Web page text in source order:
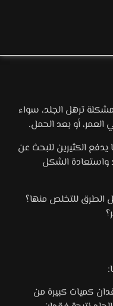
ترهل الجلد، سواء
أو بعد الحمل.
الكثيرين للبحث عن
واستعادة الشكل
الطرق للتخلص منها؟
كميات كبيرة من